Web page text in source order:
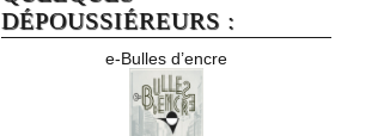
DÉPOUSSIÉREURS :
e-Bulles d’encre